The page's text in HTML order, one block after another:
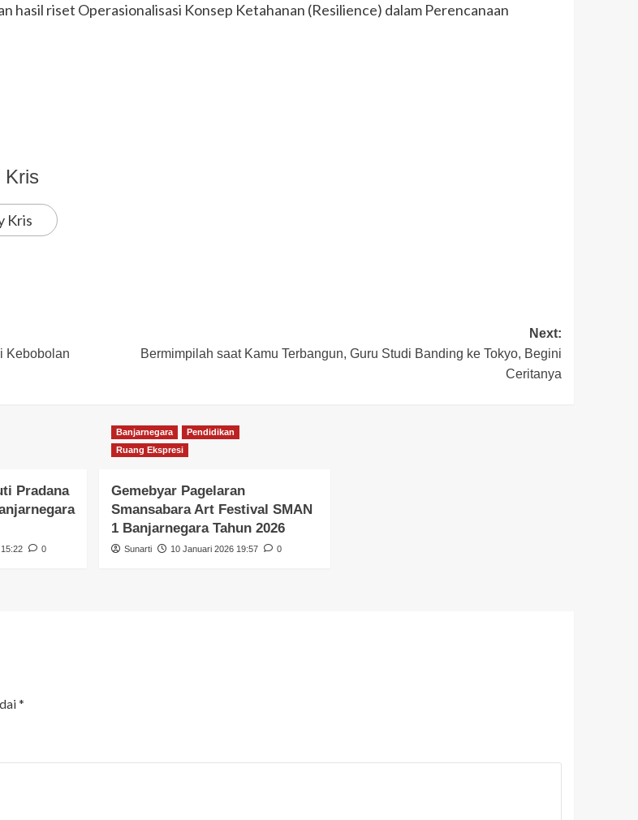
hasil riset Operasionalisasi Konsep Ketahanan (Resilience) dalam Perencanaan
Kris
Kris
Kebobolan
Next:
Bermimpilah saat Kamu Terbangun, Guru Studi Banding ke Tokyo, Begini
Ceritanya
Pradana
0
Banjarnegara
Pendidikan
Ruang Ekspresi
Gemebyar Pagelaran
Smansabara Art Festival SMAN
1 Banjarnegara Tahun 2026
Sunarti 10 Januari 2026 19:57 0
*